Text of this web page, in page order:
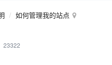
如何管理我的站点
23322